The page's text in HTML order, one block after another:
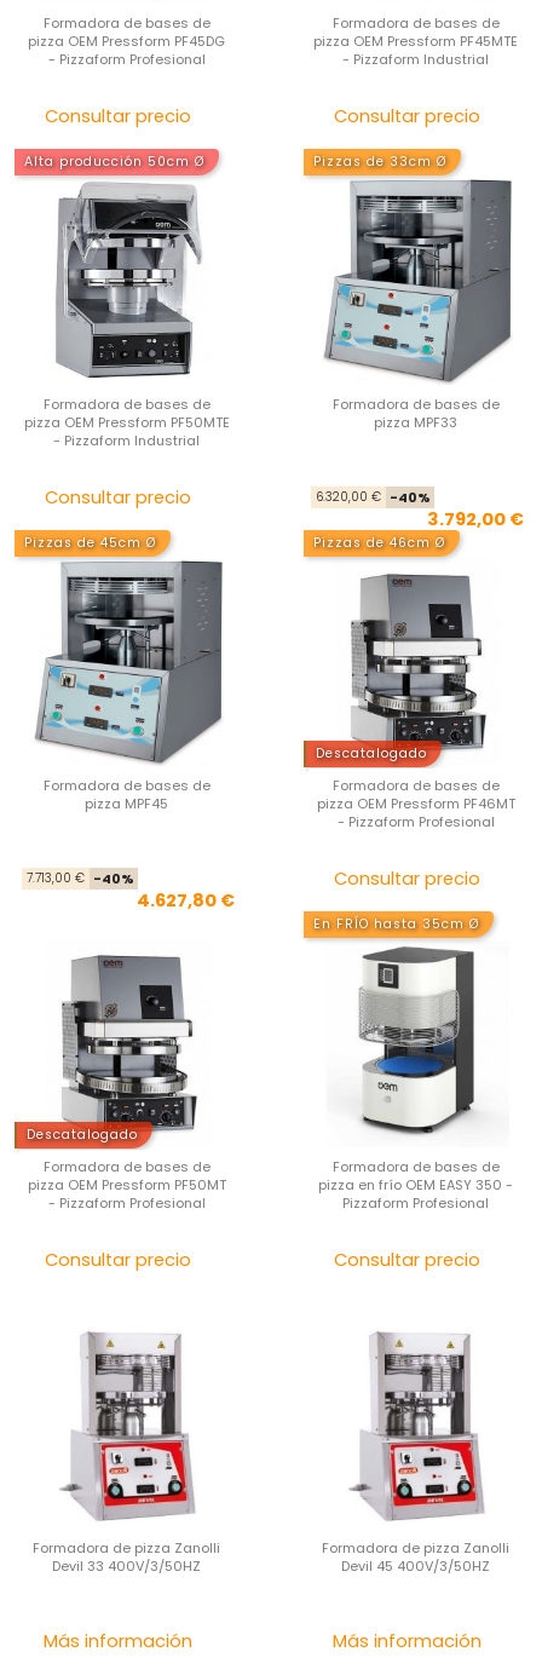
Formadora de bases de
pizza OEM Pressform PF45DG
- Pizzaform Profesional
Consultar precio
Formadora de bases de
pizza OEM Pressform PF45MTE
- Pizzaform Industrial
Consultar precio
Alta producción 50cm Ø
Formadora de bases de
pizza OEM Pressform PF50MTE
- Pizzaform Industrial
Consultar precio
Pizzas de 33cm Ø
Formadora de bases de
pizza MPF33
6.320,00 € -40%
3.792,00 €
Pizzas de 45cm Ø
Formadora de bases de
pizza MPF45
7.713,00 € -40%
4.627,80 €
Pizzas de 46cm Ø
Descatalogado
Formadora de bases de
pizza OEM Pressform PF46MT
- Pizzaform Profesional
Consultar precio
Descatalogado
Formadora de bases de
pizza OEM Pressform PF50MT
- Pizzaform Profesional
Consultar precio
En FRÍO hasta 35cm Ø
Formadora de bases de
pizza en frío OEM EASY 350 -
Pizzaform Profesional
Consultar precio
Formadora de pizza Zanolli
Devil 33 400V/3/50HZ
Más información
Formadora de pizza Zanolli
Devil 45 400V/3/50HZ
Más información